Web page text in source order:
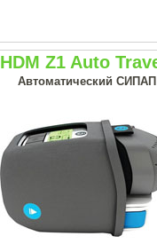
HDM Z1 Auto
Автоматический СИПАП